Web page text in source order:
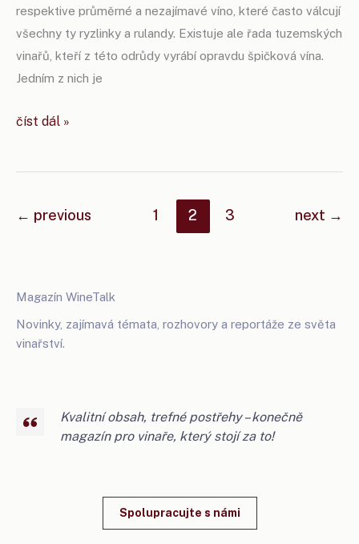
respektive průměrné a nezajímavé víno, které často válcují
všechny ty ryzlinky a rulandy. Existuje ale řada tuzemských
vinařů, kteří z této odrůdy vyrábí opravdu špičková vína.
Jedním z nich je
veltlín
číst dál »
← previous 1 2 3 next →
Magazín WineTalk
Novinky, zajímavá témata, rozhovory a reportáže ze světa
vinařství.
Kvalitní obsah, trefné postřehy – konečně
magazín pro vinaře, který stojí za to!
Spolupracujte s námi